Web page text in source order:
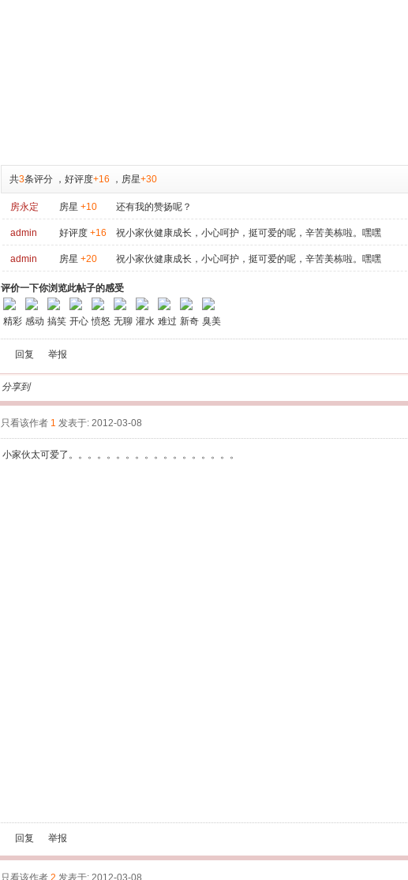
共3条评分 ， 好评度+16 ， 房星+30
房永定 房星 +10 还有我的赞扬呢？
admin 好评度 +16 祝小家伙健康成长，小心呵护，挺可爱的呢，辛苦美栋啦。嘿嘿
admin 房星 +20 祝小家伙健康成长，小心呵护，挺可爱的呢，辛苦美栋啦。嘿嘿
评价一下你浏览此帖子的感受
精彩 感动 搞笑 开心 愤怒 无聊 灌水 难过 新奇 臭美
回复 举报
分享到
只看该作者 1 发表于: 2012-03-08
小家伙太可爱了。。。。。。。。。。。。。。。。。。
回复 举报
只看该作者 2 发表于: 2012-03-08